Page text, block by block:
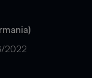
2022